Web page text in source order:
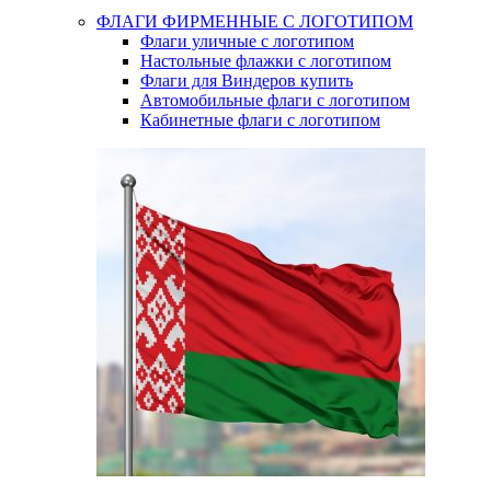
ФЛАГИ ФИРМЕННЫЕ С ЛОГОТИПОМ
Флаги уличные с логотипом
Настольные флажки с логотипом
Флаги для Виндеров купить
Автомобильные флаги с логотипом
Кабинетные флаги с логотипом